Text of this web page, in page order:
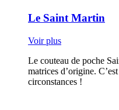
Le Saint Martin
Voir plus
Le couteau de poche
matrices d’origine.
circonstances !